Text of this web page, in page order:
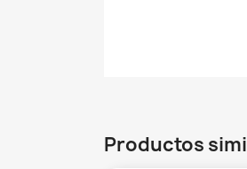
Productos